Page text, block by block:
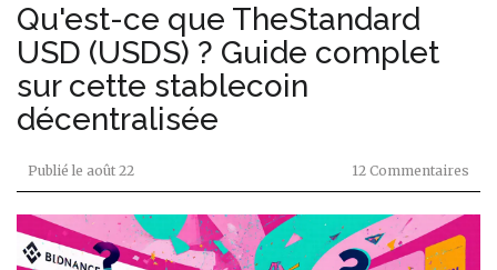
Qu'est-ce que TheStandard
USD (USDS) ? Guide complet
sur cette stablecoin
décentralisée
Publié le août 22 12 Commentaires